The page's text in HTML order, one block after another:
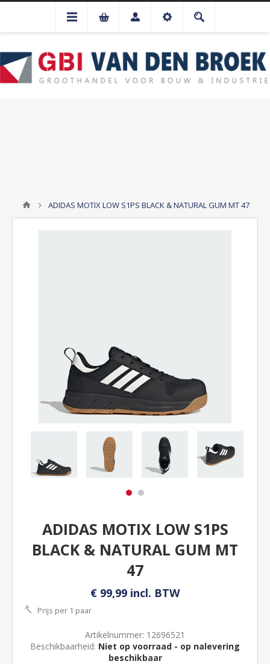
ADIDAS MOTIX LOW S1PS BLACK & NATURAL GUM MT 47
ADIDAS MOTIX LOW S1PS
BLACK & NATURAL GUM MT
47
€ 99,99 incl. BTW
Prijs per 1 paar
Artikelnummer: 12696521
Beschikbaarheid: Niet op voorraad - op nalevering
beschikbaar